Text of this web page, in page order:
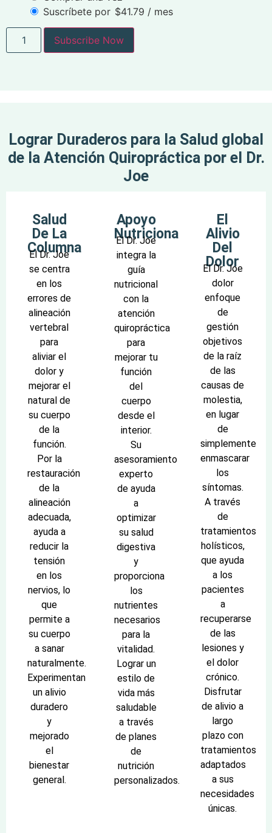
Suscríbete por $41.79 / mes
Subscribe Now
Lograr Duraderos para la Salud global
de la Atención Quiropráctica por el Dr.
Joe
Salud
De La
Columna
El Dr. Joe
se centra
en los
errores de
alineación
vertebral
para
aliviar el
dolor y
mejorar el
natural de
su cuerpo
de la
función.
Por la
restauración
de la
alineación
adecuada,
ayuda a
reducir la
tensión
en los
nervios, lo
que
permite a
su cuerpo
a sanar
naturalmente.
Experimentan
un alivio
duradero
y
mejorado
el
bienestar
general.
Apoyo
Nutricional
El Dr. Joe
integra la
guía
nutricional
con la
atención
quiropráctica
para
mejorar tu
función
del
cuerpo
desde el
interior.
Su
asesoramiento
experto
de ayuda
a
optimizar
su salud
digestiva
y
proporciona
los
nutrientes
necesarios
para la
vitalidad.
Lograr un
estilo de
vida más
saludable
a través
de planes
de
nutrición
personalizados.
El
Alivio
Del
Dolor
El Dr. Joe
dolor
enfoque
de
gestión
objetivos
de la raíz
de las
causas de
molestia,
en lugar
de
simplemente
enmascarar
los
síntomas.
A través
de
tratamientos
holísticos,
que ayuda
a los
pacientes
a
recuperarse
de las
lesiones y
el dolor
crónico.
Disfrutar
de alivio a
largo
plazo con
tratamientos
adaptados
a sus
necesidades
únicas.